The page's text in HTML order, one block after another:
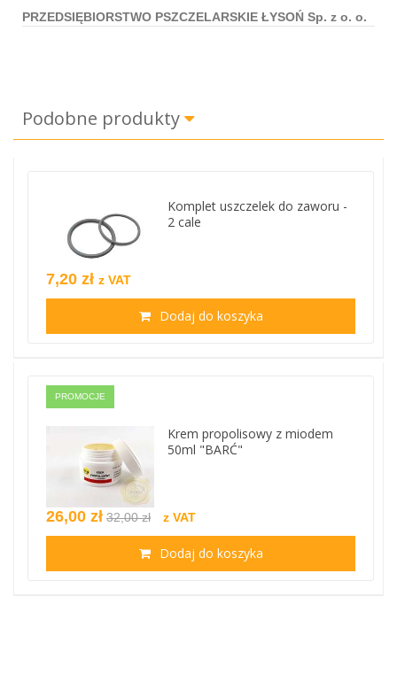
PRZEDSIĘBIORSTWO PSZCZELARSKIE ŁYSOŃ Sp. z o. o.
Podobne produkty
Komplet uszczelek do zaworu -
2 cale
7,20 zł z VAT
Dodaj do koszyka
PROMOCJE
Krem propolisowy z miodem
50ml "BARĆ"
26,00 zł 32,00 zł z VAT
Dodaj do koszyka